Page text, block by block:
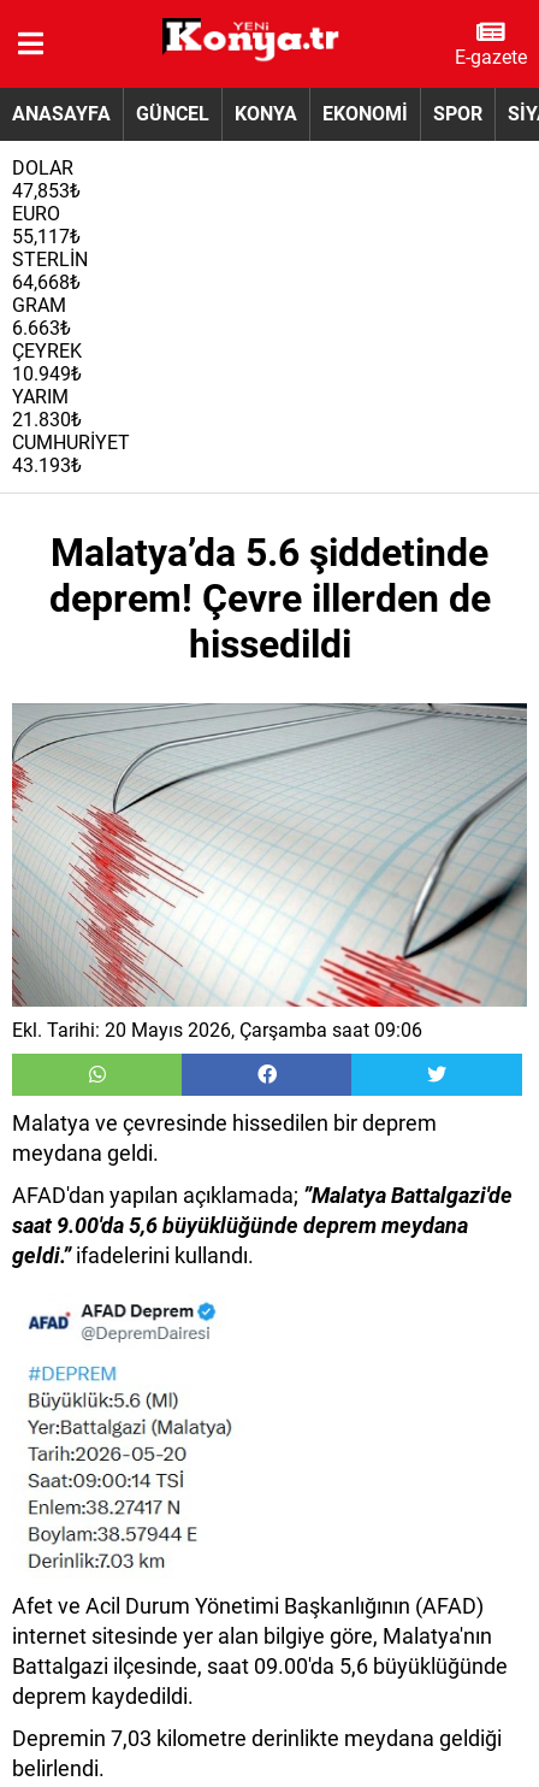
E-gazete
ANASAYFA GÜNCEL KONYA EKONOMİ SPOR
DOLAR
47,853₺
EURO
55,117₺
STERLİN
64,668₺
GRAM
6.663₺
ÇEYREK
10.949₺
YARIM
21.830₺
CUMHURİYET
43.193₺
Malatya’da 5.6 şiddetinde
deprem! Çevre illerden de
hissedildi
Ekl. Tarihi: 20 Mayıs 2026, Çarşamba saat 09:06
Malatya ve çevresinde hissedilen bir deprem
meydana geldi.
AFAD'dan yapılan açıklamada; ”Malatya Battalgazi'de
saat 9.00'da 5,6 büyüklüğünde deprem meydana
geldi.”ifadelerini kullandı.
Afet ve Acil Durum Yönetimi Başkanlığının (AFAD)
internet sitesinde yer alan bilgiye göre, Malatya'nın
Battalgazi ilçesinde, saat 09.00'da 5,6 büyüklüğünde
deprem kaydedildi.
Depremin 7,03 kilometre derinlikte meydana geldiği
belirlendi.